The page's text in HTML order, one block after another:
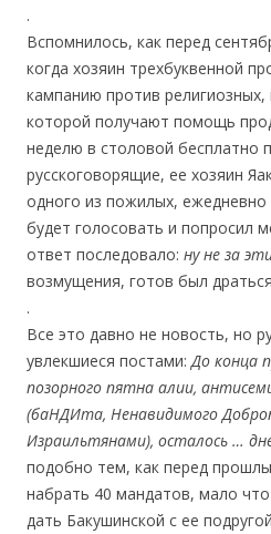
.
Вспомнилось, как перед
когда хозяин трехбуквенной
кампанию против
которой получают помощь
неделю в столовой бесплатно
русскоговорящие, ее хозяин
одного из пожилых, ежедневно
будет голосовать и попросил
ответ последовало: ну не за
возмущения, готов был
.
Все это давно не новость, но
увлекшиеся постами: До конца
позорного пятна алии,
(баНДИта, Ненавидимого
Израильтянами), осталось …
подобно тем, как перед
набрать 40 мандатов, мало
дать Бакушинской с ее